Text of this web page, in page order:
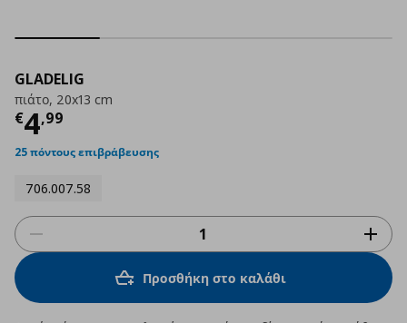
GLADELIG
πιάτο, 20x13 cm
€4,99
Τρέχουσα τιμή
25 πόντους επιβράβευσης
706.007.58
Προσθήκη στο καλάθι